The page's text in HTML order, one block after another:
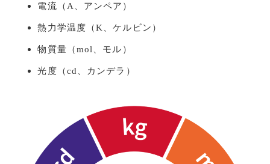
電流（A、アンペア）
熱力学温度（K、ケルビン）
物質量（mol、モル）
光度（cd、カンデラ）